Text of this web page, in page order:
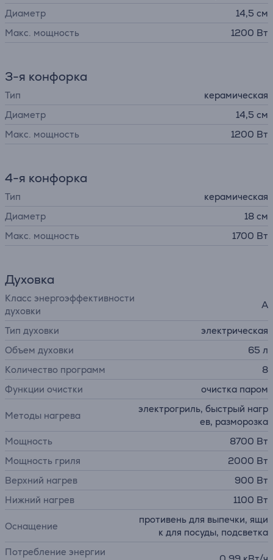
Диаметр
14,5 см
Макс. мощность
1200 Вт
3-я конфорка
Тип
керамическая
Диаметр
14,5 см
Макс. мощность
1200 Вт
4-я конфорка
Тип
керамическая
Диаметр
18 см
Макс. мощность
1700 Вт
Духовка
Класс энергоэффективности
духовки
A
Тип духовки
электрическая
Объем духовки
65 л
Количество программ
8
Функции очистки
очистка паром
Методы нагрева
электрогриль, быстрый нагр
ев, pазморозка
Мощность
8700 Вт
Мощность гриля
2000 Вт
Верхний нагрев
900 Вт
Нижний нагрев
1100 Вт
Оснащение
противень для выпечки, ящи
к для посуды, подсветка
Потребление энергии